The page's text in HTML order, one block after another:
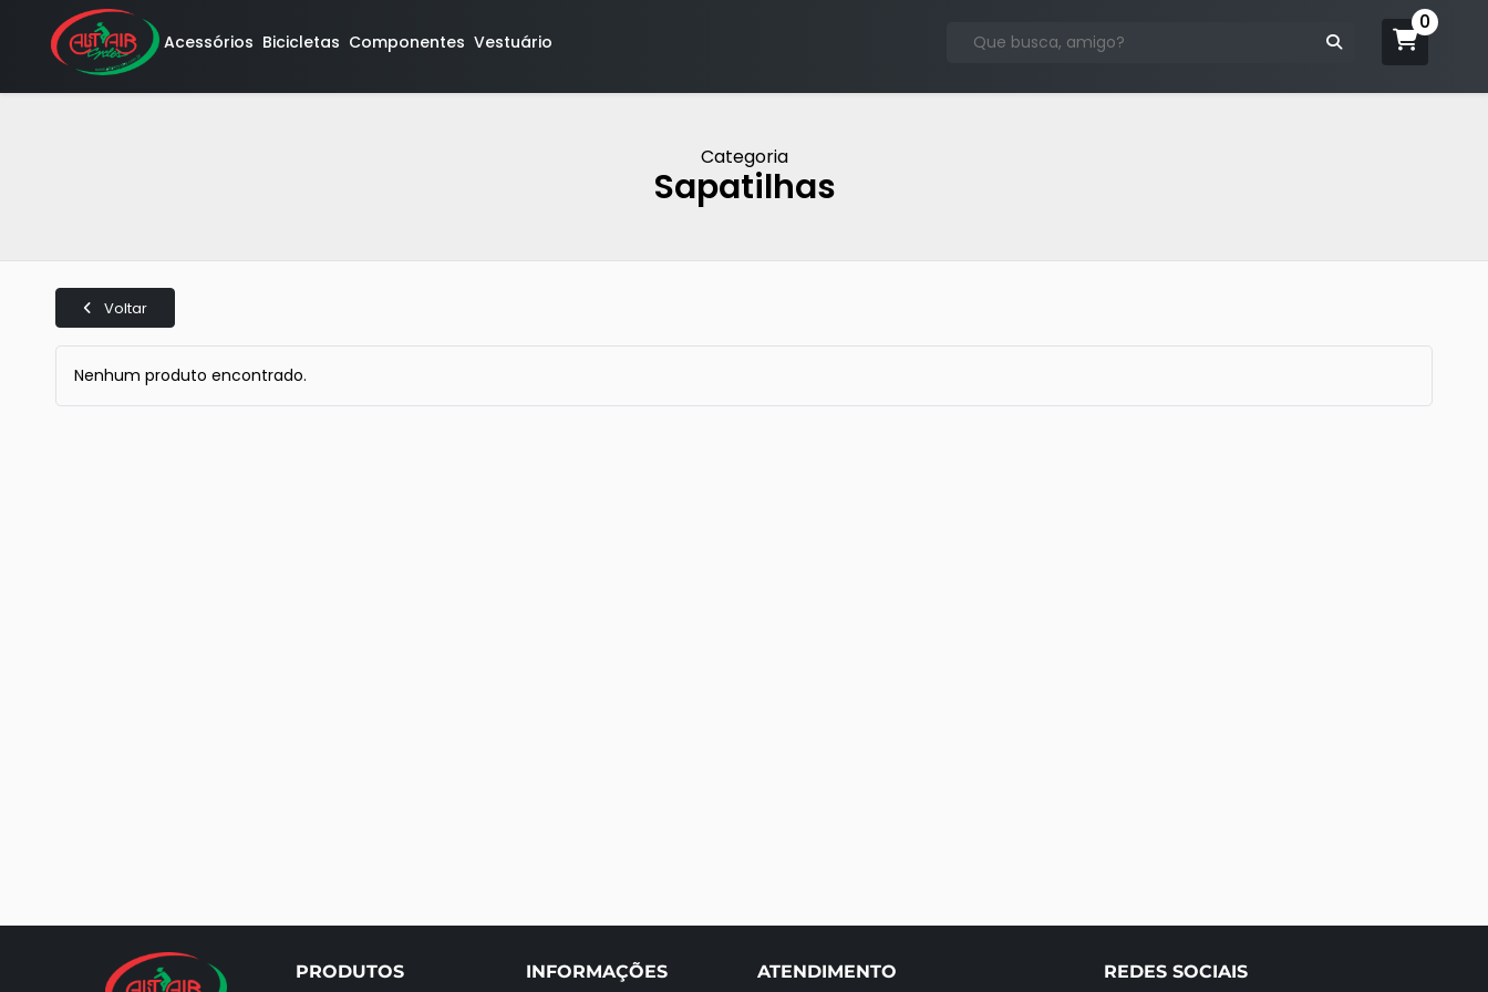
Acessórios Bicicletas Componentes Vestuário
Categoria
Sapatilhas
Voltar
Nenhum produto encontrado.
PRODUTOS INFORMAÇÕES ATENDIMENTO REDES SOCIAIS